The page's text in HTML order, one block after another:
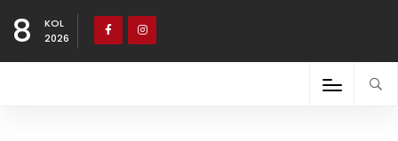
8
KOL
2026